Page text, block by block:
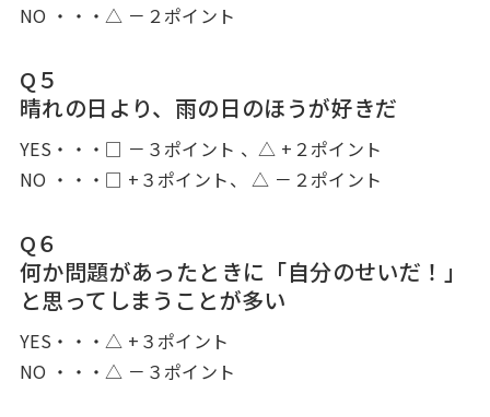
NO ・・・△ －２ポイント
Q５
晴れの日より、雨の日のほうが好きだ
YES・・・□ －３ポイント 、△ +２ポイント
NO ・・・□ +３ポイント、 △ －２ポイント
Q６
何か問題があったときに「自分のせいだ！」
と思ってしまうことが多い
YES・・・△ +３ポイント
NO ・・・△ －３ポイント